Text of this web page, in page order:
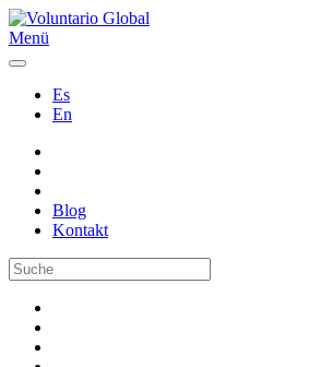
Menü
Es
En
Blog
Kontakt